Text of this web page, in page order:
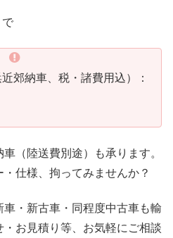
で
郊納車、税・諸費用込）：
（陸送費別途）も承ります。
仕様、拘ってみませんか？
・新古車・同程度中古車も輸
・お見積り等、お気軽にご相談